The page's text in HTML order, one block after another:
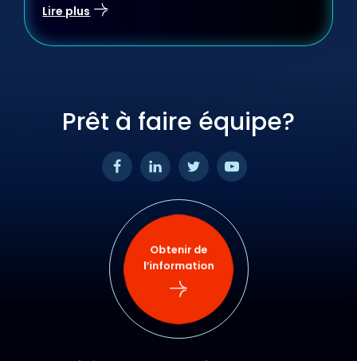
Lire plus
Prêt à faire équipe?
Obtenir de
l’information